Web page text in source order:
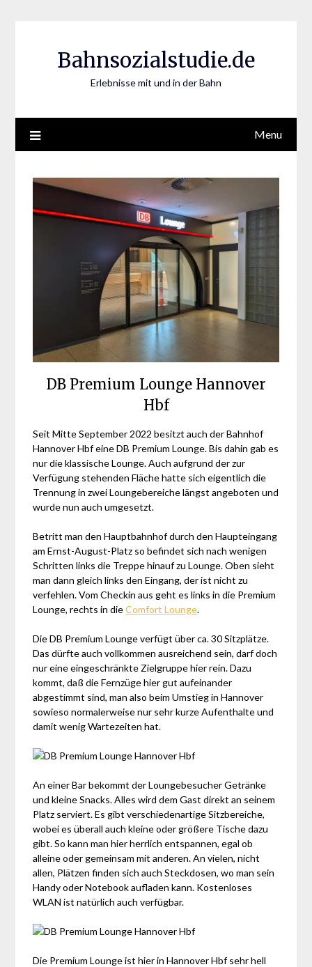
Bahnsozialstudie.de
Erlebnisse mit und in der Bahn
Menu
DB Premium Lounge Hannover
Hbf
Seit Mitte September 2022 besitzt auch der Bahnhof
Hannover Hbf eine DB Premium Lounge. Bis dahin gab es
nur die klassische Lounge. Auch aufgrund der zur
Verfügung stehenden Fläche hatte sich eigentlich die
Trennung in zwei Loungebereiche längst angeboten und
wurde nun auch umgesetzt.
Betritt man den Hauptbahnhof durch den Haupteingang
am Ernst-August-Platz so befindet sich nach wenigen
Schritten links die Treppe hinauf zu Lounge. Oben sieht
man dann gleich links den Eingang, der ist nicht zu
verfehlen. Vom Checkin aus geht es links in die Premium
Lounge, rechts in dieComfort Lounge.
Die DB Premium Lounge verfügt über ca. 30 Sitzplätze.
Das dürfte auch vollkommen ausreichend sein, darf doch
nur eine eingeschränkte Zielgruppe hier rein. Dazu
kommt, daß die Fernzüge hier gut aufeinander
abgestimmt sind, man also beim Umstieg in Hannover
sowieso normalerweise nur sehr kurze Aufenthalte und
damit wenig Wartezeiten hat.
An einer Bar bekommt der Loungebesucher Getränke
und kleine Snacks. Alles wird dem Gast direkt an seinem
Platz serviert. Es gibt verschiedenartige Sitzbereiche,
wobei es überall auch kleine oder größere Tische dazu
gibt. So kann man hier herrlich entspannen, egal ob
alleine oder gemeinsam mit anderen. An vielen, nicht
allen, Plätzen finden sich auch Steckdosen, wo man sein
Handy oder Notebook aufladen kann. Kostenloses
WLAN ist natürlich auch verfügbar.
Die Premium Lounge ist hier in Hannover Hbf sehr hell